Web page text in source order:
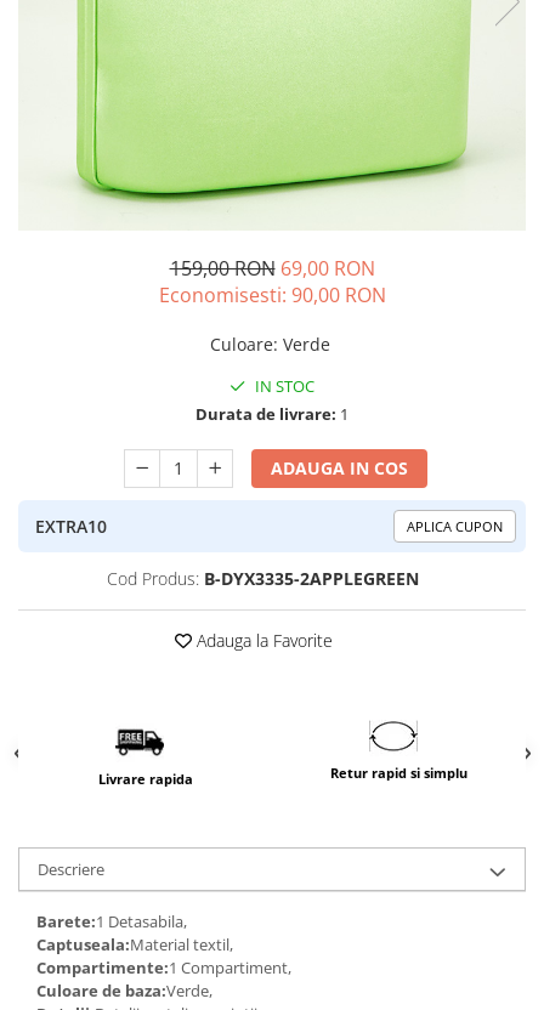
159,00 RON 69,00 RON
Economisesti: 90,00 RON
Culoare: Verde
IN STOC
Durata de livrare: 1
ADAUGA IN COS
EXTRA10 APLICA CUPON
Cod Produs: B-DYX3335-2APPLEGREEN
Adauga la Favorite
Livrare rapida Retur rapid si simplu
Descriere
Barete:1 Detasabila,
Captuseala:Material textil,
Compartimente:1 Compartiment,
Culoare de baza:Verde,